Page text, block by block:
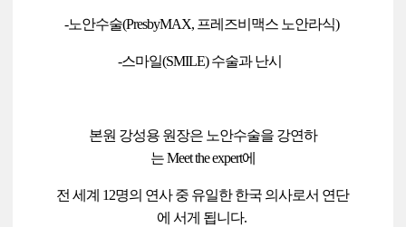
-노안수술(PresbyMAX, 프레즈비맥스 노안라식)
-스마일(SMILE) 수술과 난시
본원 강성용 원장은 노안수술을 강연하
는 Meet the expert에
전 세계 12명의 연사 중 유일한 한국 의사로서 연단
에 서게 됩니다.